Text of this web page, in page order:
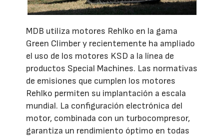
MDB utiliza motores Rehlko en la gama
Green Climber y recientemente ha ampliado
el uso de los motores KSD a la línea de
productos Special Machines. Las normativas
de emisiones que cumplen los motores
Rehlko permiten su implantación a escala
mundial. La configuración electrónica del
motor, combinada con un turbocompresor,
garantiza un rendimiento óptimo en todas